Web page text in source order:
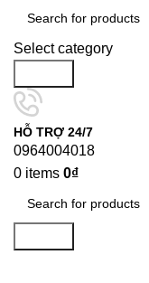
Select category
HỖ TRỢ 24/7
0964004018
0 items 0₫